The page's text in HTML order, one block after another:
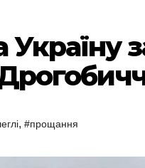
Україну
, #прощання